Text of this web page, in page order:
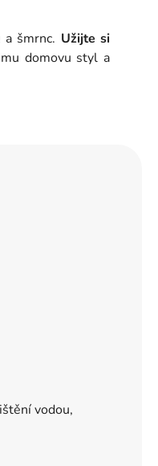
šmrnc. Užijte si
domovu styl a
vodou,